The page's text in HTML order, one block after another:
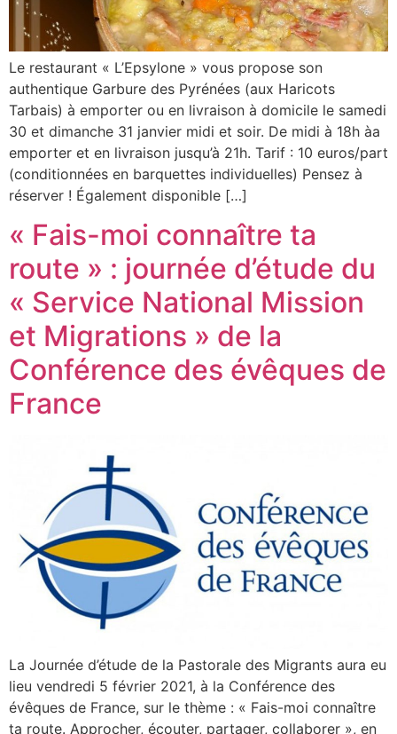
Le restaurant « L’Epsylone » vous propose son
authentique Garbure des Pyrénées (aux Haricots
Tarbais) à emporter ou en livraison à domicile le samedi
30 et dimanche 31 janvier midi et soir. De midi à 18h àa
emporter et en livraison jusqu’à 21h. Tarif : 10 euros/part
(conditionnées en barquettes individuelles) Pensez à
réserver ! Également disponible […]
« Fais-moi connaître ta
route » : journée d’étude du
« Service National Mission
et Migrations » de la
Conférence des évêques de
France
La Journée d’étude de la Pastorale des Migrants aura eu
lieu vendredi 5 février 2021, à la Conférence des
évêques de France, sur le thème : « Fais-moi connaître
ta route. Approcher, écouter, partager, collaborer », en